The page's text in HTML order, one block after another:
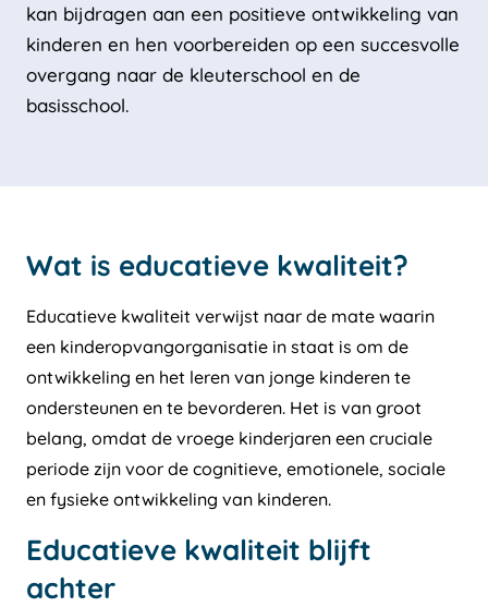
kan bijdragen aan een positieve ontwikkeling van
kinderen en hen voorbereiden op een succesvolle
overgang naar de kleuterschool en de
basisschool.
Wat is educatieve kwaliteit?
Educatieve kwaliteit verwijst naar de mate waarin
een kinderopvangorganisatie in staat is om de
ontwikkeling en het leren van jonge kinderen te
ondersteunen en te bevorderen. Het is van groot
belang, omdat de vroege kinderjaren een cruciale
periode zijn voor de cognitieve, emotionele, sociale
en fysieke ontwikkeling van kinderen.
Educatieve kwaliteit blijft
achter